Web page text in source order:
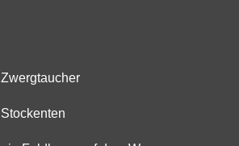
Zwergtaucher
Stockenten